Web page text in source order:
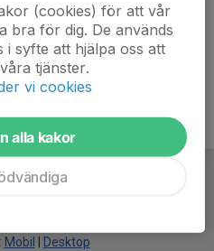
Mobil Desktop
(cookies) för att vår
bra för dig. De används
syfte att hjälpa oss att
tjänster.
vi cookies
alla kakor